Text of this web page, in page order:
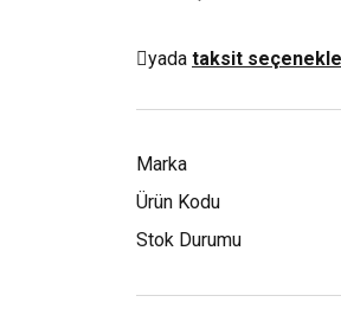
yada taksit
Marka
Ürün Kodu
Stok Durumu